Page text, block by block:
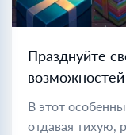
Празднуйте
возможностей
В этот
отдавая тихую,